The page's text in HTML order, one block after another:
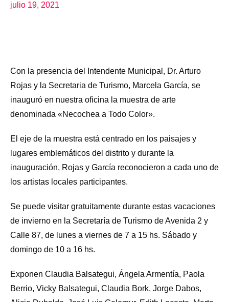
julio 19, 2021
Con la presencia del Intendente Municipal, Dr. Arturo
Rojas y la Secretaria de Turismo, Marcela García, se
inauguró en nuestra oficina la muestra de arte
denominada «Necochea a Todo Color».
El eje de la muestra está centrado en los paisajes y
lugares emblemáticos del distrito y durante la
inauguración, Rojas y García reconocieron a cada uno de
los artistas locales participantes.
Se puede visitar gratuitamente durante estas vacaciones
de invierno en la Secretaría de Turismo de Avenida 2 y
Calle 87, de lunes a viernes de 7 a 15 hs. Sábado y
domingo de 10 a 16 hs.
Exponen Claudia Balsategui, Ángela Armentía, Paola
Berrio, Vicky Balsategui, Claudia Bork, Jorge Dabos,